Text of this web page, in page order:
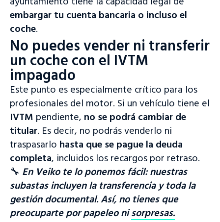
embargar tu cuenta bancaria o incluso el
coche.
No puedes vender ni transferir
un coche con el IVTM
impagado
Este punto es especialmente crítico para los
profesionales del motor. Si un vehículo tiene el
IVTM pendiente, no se podrá cambiar de
titular. Es decir, no podrás venderlo ni
traspasarlo hasta que se pague la deuda
completa, incluidos los recargos por retraso.
🔧 En Veiko te lo ponemos fácil: nuestras
subastas incluyen la transferencia y toda la
gestión documental. Así, no tienes que
preocuparte por papeleo nisorpresas.